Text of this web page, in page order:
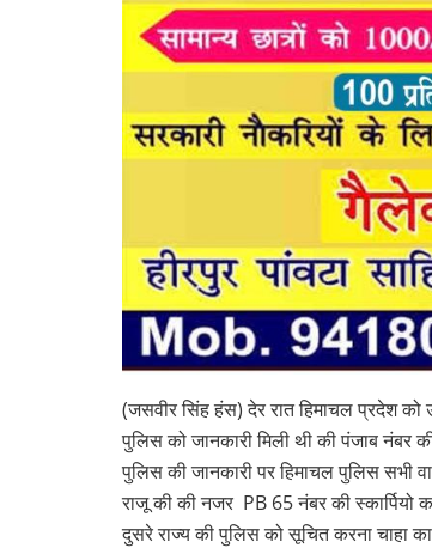
(जसवीर सिंह हंस) देर रात हिमाचल प्रदेश को
पुलिस को जानकारी मिली थी की पंजाब नंबर
पुलिस की जानकारी पर हिमाचल पुलिस सभी
राजू की की नजर PB 65 नंबर की
दुसरे राज्य की पुलिस को सूचित करना चाहा